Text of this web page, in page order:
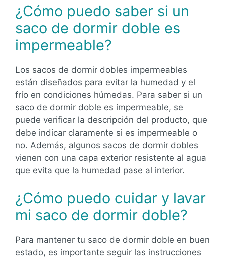
¿Cómo puedo saber si un
saco de dormir doble es
impermeable?
Los sacos de dormir dobles impermeables
están diseñados para evitar la humedad y el
frío en condiciones húmedas. Para saber si un
saco de dormir doble es impermeable, se
puede verificar la descripción del producto, que
debe indicar claramente si es impermeable o
no. Además, algunos sacos de dormir dobles
vienen con una capa exterior resistente al agua
que evita que la humedad pase al interior.
¿Cómo puedo cuidar y lavar
mi saco de dormir doble?
Para mantener tu saco de dormir doble en buen
estado, es importante seguir las instrucciones